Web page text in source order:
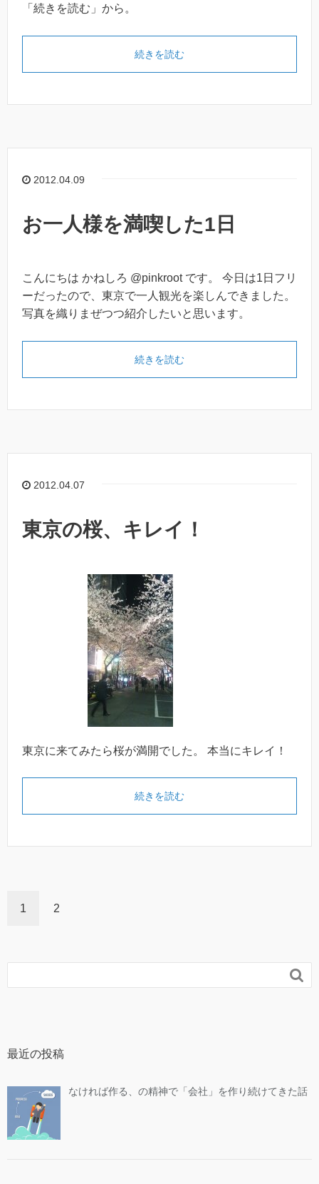
「続きを読む」から。
続きを読む
2012.04.09
お一人様を満喫した1日
こんにちは かねしろ @pinkroot です。 今日は1日フリ
ーだったので、東京で一人観光を楽しんできました。
写真を織りまぜつつ紹介したいと思います。
続きを読む
2012.04.07
東京の桜、キレイ！
東京に来てみたら桜が満開でした。 本当にキレイ！
続きを読む
1 2

最近の投稿
なければ作る、の精神で「会社」を作り続けてきた話